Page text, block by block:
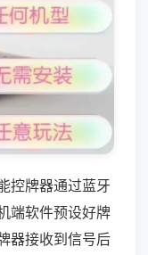
控牌器通过蓝牙
端软件预设好牌
器接收到信号后